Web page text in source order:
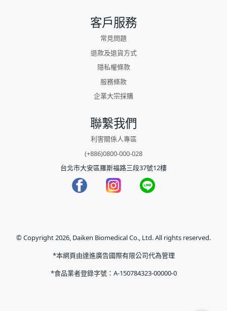
客戶服務
常見問題
退款及退貨方式
隱私權條款
服務條款
企業大宗採購
聯繫我們
利害關係人專區
(+886)0800-000-028
台北市大安區羅斯福路三段37號12樓
© Copyright 2026, Daiken Biomedical Co., Ltd. All rights reserved.
*本網頁由達進廣告國際有限公司代為管理
*食品業者登錄字號：A-150784323-00000-0